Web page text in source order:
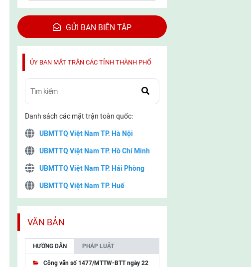
GỬI BAN BIÊN TẬP
ỦY BAN MẶT TRẬN CÁC TỈNH THÀNH PHỐ
Danh sách các mặt trận toàn quốc:
UBMTTQ Việt Nam TP. Hà Nội
UBMTTQ Việt Nam TP. Hồ Chí Minh
UBMTTQ Việt Nam TP. Hải Phòng
UBMTTQ Việt Nam TP. Huế
UBMTTQ Việt Nam TP. Cần Thơ
UBMTTQ Việt Nam tỉnh Quảng Ninh
UBMTTQ Việt Nam tỉnh Cao Bằng
VĂN BẢN
HƯỚNG DẪN PHÁP LUẬT
Công văn số 1477/MTTW-BTT ngày 22